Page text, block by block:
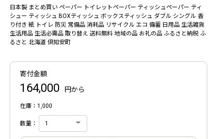
日本製 まとめ買い ペーパー トイレットペーパー ティッシュペーパー ティ
シュー ティッシュ BOXティッシュ ボックスティッシュ ダブル シングル 香
り付き 紙 トイレ 防災 常備品 消耗品 リサイクル エコ 備蓄 日用品 生活雑貨
生活用品 生活必需品 取り替え 送料無料 地域の品 お礼の品 ふるさと納税 ふ
るさと 北海道 倶知安町
寄付金額
164,000 円から
在庫：1,000
数量：